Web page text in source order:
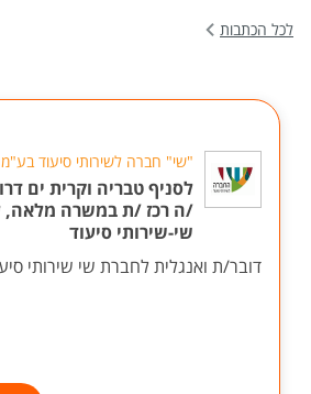
לכל הכתבות
"שי" חברה לשירותי סיעוד בע"מ
לסניף טבריה וקרית ים
/ה רכז /ת במשרה מלאה,
שי-שירותי סיעוד
דובר/ת ואנגלית לחברת שי שירותי